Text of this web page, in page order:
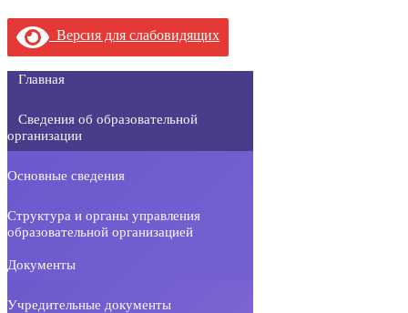
Версия для слабовидящих
Главная
Сведения об образовательной
организации
Основные сведения
Структура и органы управления
образовательной организацией
Документы
Учредительные документы